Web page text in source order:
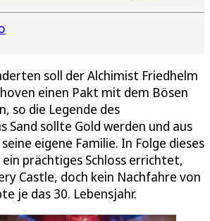
soll der Alchimist Friedhelm
einen Pakt mit dem Bösen
so die Legende des
Sand sollte Gold werden und aus
eigene Familie. In Folge dieses
prächtiges Schloss errichtet,
Castle, doch kein Nachfahre von
je das 30. Lebensjahr.